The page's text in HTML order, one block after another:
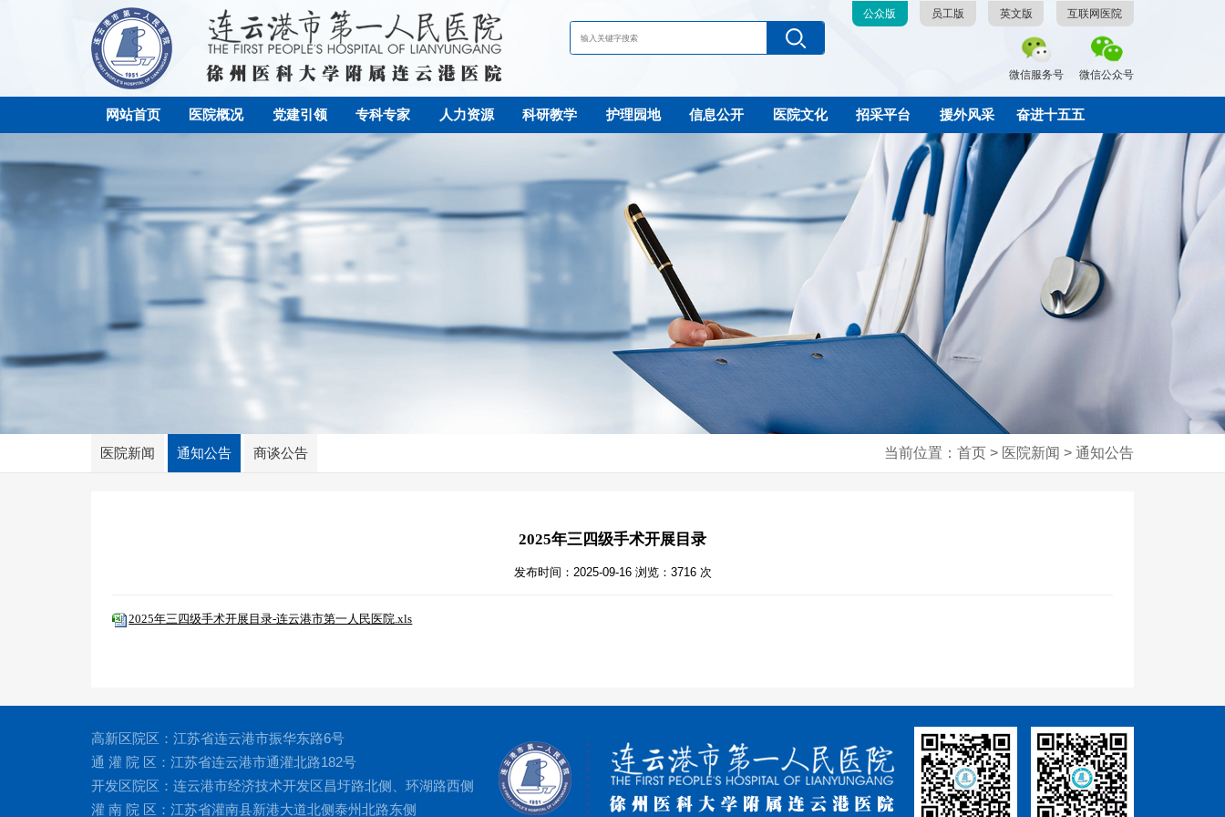
公众版 员工版 英文版 互联网医院
微信服务号 微信公众号
网站首页 医院概况 党建引领 专科专家 人力资源 科研教学 护理园地 信息公开 医院文化 招采平台 援外风采 奋进十五五
医院新闻 通知公告 商谈公告 当前位置：首页 > 医院新闻 > 通知公告
2025年三四级手术开展目录
发布时间：2025-09-16 浏览：3716 次
2025年三四级手术开展目录-连云港市第一人民医院.xls
高新区院区：江苏省连云港市振华东路6号
通 灌 院 区：江苏省连云港市通灌北路182号
开发区院区：连云港市经济技术开发区昌圩路北侧、环湖路西侧
灌 南 院 区：江苏省灌南县新港大道北侧泰州北路东侧